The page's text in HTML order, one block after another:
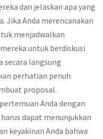
dan jelaskan apa yang
Jika Anda merencanakan
menjadwalkan
untuk berdiskusi
langsung
perhatian penuh
proposal.
Anda dengan
dapat menunjukkan
keyakinan Anda bahwa